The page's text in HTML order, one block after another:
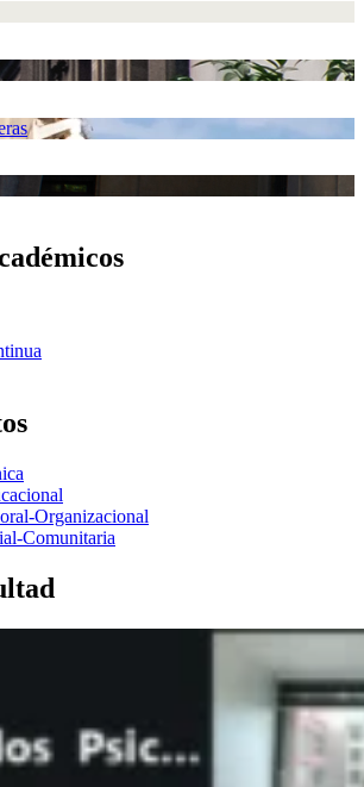
Organizacional
Comunitaria